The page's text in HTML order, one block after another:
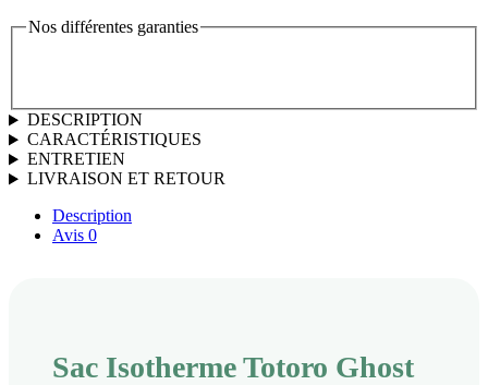
Nos différentes garanties
DESCRIPTION
CARACTÉRISTIQUES
ENTRETIEN
LIVRAISON ET RETOUR
Description
Avis 0
Sac Isotherme Totoro Ghost